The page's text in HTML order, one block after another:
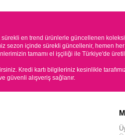
sürekli en trend ürünlerle güncellenen
sezon içinde sürekli güncellenir, hemen
tamamı el işçiliği ile Türkiye'de
Kredi kartı bilgileriniz kesinlikle
güvenli alışveriş sağlanır.